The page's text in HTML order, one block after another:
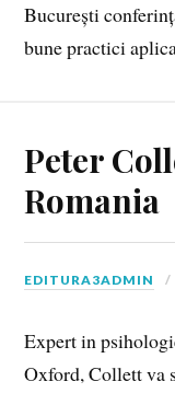
București
bune practici
Peter
Romania
EDITURA3ADMIN
Expert in
Oxford, Collett va